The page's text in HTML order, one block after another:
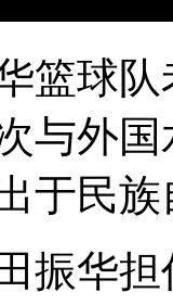
篮球
与外
于民
振华